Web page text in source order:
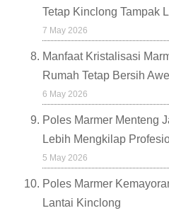
Tetap Kinclong Tampak
7 May 2026
Manfaat Kristalisasi
Rumah Tetap Bersih
6 May 2026
Poles Marmer Menteng
Lebih Mengkilap
5 May 2026
Poles Marmer
Lantai Kinclong